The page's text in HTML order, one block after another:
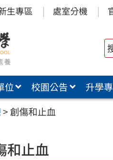
生專區 處室分機
位 校園公告 升學
> 創傷和止血
和止血